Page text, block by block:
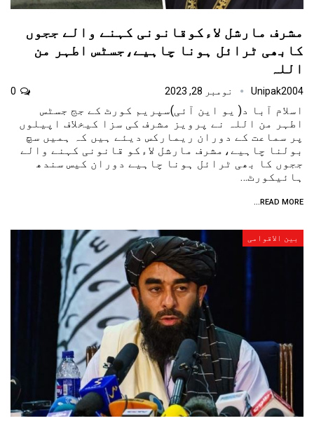
مشرف مارشل لاءکوقانونی کہنے والے ججوں
کابھی ٹرائل ہونا چاہیے،جسٹس اطہر من
اللہ
Unipak2004 نومبر 28, 2023
اسلام آبا د( یو این آئی)سپریم کورٹ کے جج جسٹس
اطہر من اللہ نے پرویز مشرف کی سزا کیخلاف اپیلوں
پر سماعت کے دوران ریمارکس دیئے ہیں کہ ہمیں سچ
بولنا چاہیے،مشرف مارشل لاءکو قانونی کہنے والے
ججوں کا بھی ٹرائل ہونا چاہیے دوران کیس سندھ
ہائیکورٹ…
READ MORE...
بین الاقوامی